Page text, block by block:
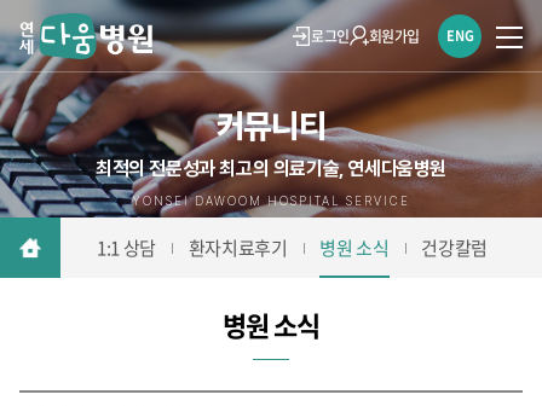
로그인 회원가입 ENG
커뮤니티
최적의 전문성과 최고의 의료기술, 연세다움병원
YONSEI DAWOOM HOSPITAL SERVICE
1:1 상담 환자치료후기 병원 소식 건강칼럼
병원 소식